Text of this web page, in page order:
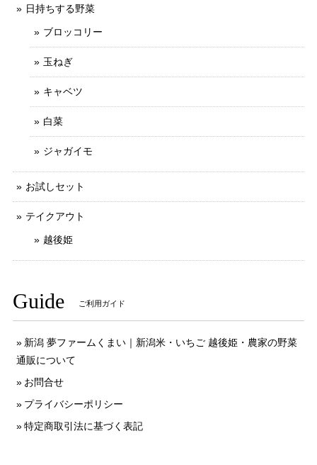
日持ちする野菜
ブロッコリー
玉ねぎ
キャベツ
白菜
ジャガイモ
お試しセット
テイクアウト
越後姫
Guide ご利用ガイド
新潟 夢ファームくまい｜新潟米・いちご 越後姫・農家の野菜
通販について
お問合せ
プライバシーポリシー
特定商取引法に基づく表記